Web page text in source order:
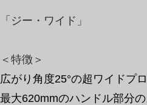
「ジー・ワイド」
＜特徴＞
広がり角度25°の超ワイドプ
最大620mmのハンドル部分